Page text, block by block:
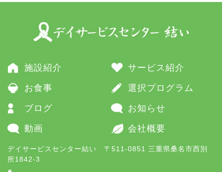
施設紹介 サービス紹介
お食事 選択プログラム
ブログ お知らせ
動画 会社概要
デイサービスセンター結い 〒511-0851 三重県桑名市西別
所1842-3